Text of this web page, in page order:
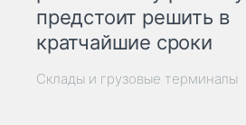
предстоит решить в
кратчайшие сроки
Склады и грузовые терминалы